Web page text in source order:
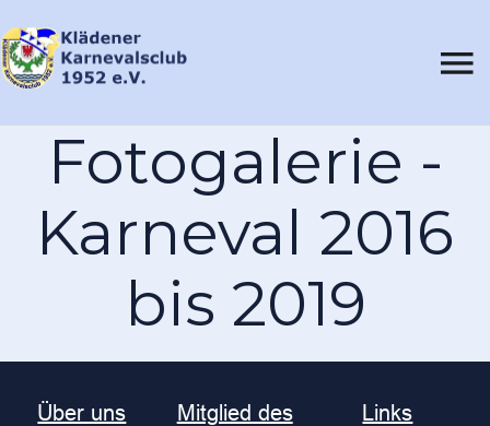
Fotogalerie -
Karneval 2016
bis 2019
Über uns Mitglied des Links